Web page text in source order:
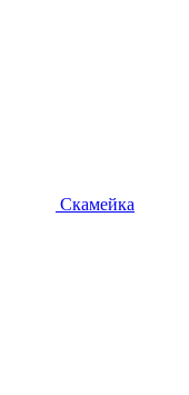
Скамейка